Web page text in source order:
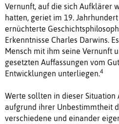
Vernunft, auf die sich Aufklärer
hatten, geriet im 19.
ernüchterte
Erkenntnisse Charles Darwins.
Mensch mit ihm seine Vernunft
gesetzten Auffassungen vom
Entwicklungen unterliegen.4
Werte sollten in dieser Situation
aufgrund ihrer Unbestimmtheit
verschiedene und einander